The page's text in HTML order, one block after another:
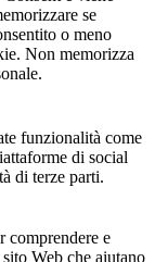
se
o meno
Non memorizza
funzionalità come
di social
di terze parti.
comprendere e
Web che aiutano